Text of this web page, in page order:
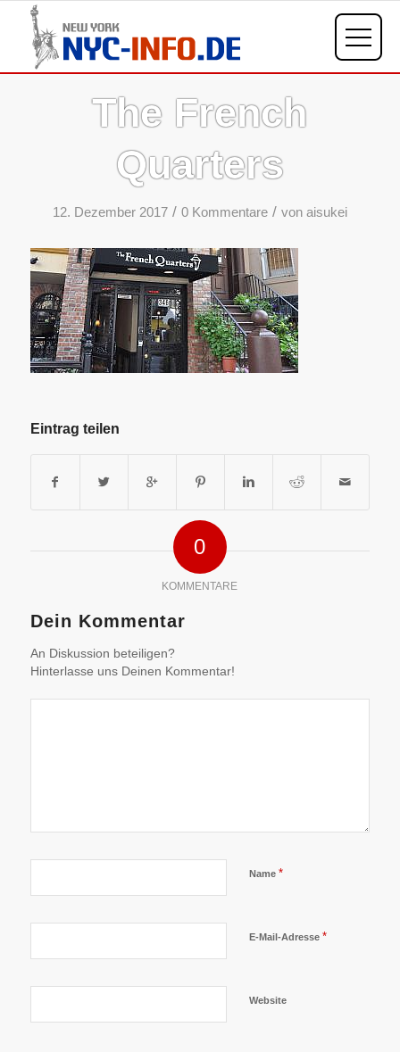
The French
Quarters
12. Dezember 2017 / 0 Kommentare / von aisukei
Eintrag teilen
0
KOMMENTARE
Dein Kommentar
An Diskussion beteiligen?
Hinterlasse uns Deinen Kommentar!
Name *
E-Mail-Adresse *
Website